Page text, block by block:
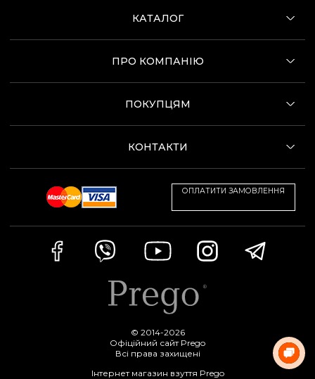
КАТАЛОГ
ПРО КОМПАНІЮ
ПОКУПЦЯМ
КОНТАКТИ
ОПЛАТИТИ ЗАМОВЛЕННЯ
© 2014-2026
Офіційний сайт Prego
Всі права захищені
Інтернет магазин взуття Prego